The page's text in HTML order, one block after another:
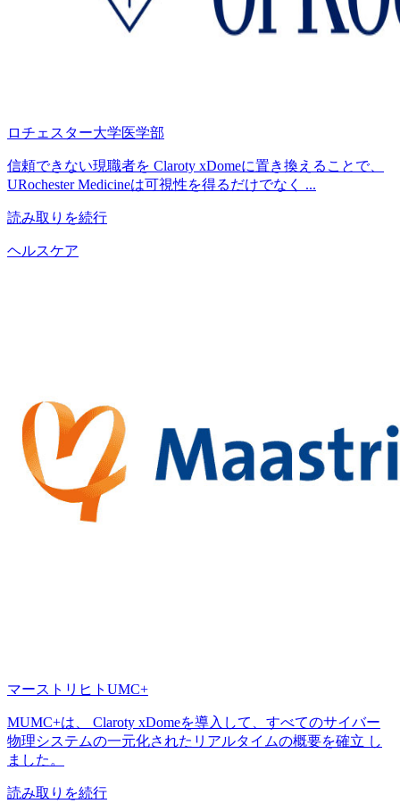
ロチェスター大学医学部
信頼できない現職者を Claroty xDomeに置き換えることで、
URochester Medicineは可視性を得るだけでなく ...
読み取りを続行
ヘルスケア
マーストリヒトUMC+
MUMC+は、 Claroty xDomeを導入して、すべてのサイバー
物理システムの一元化されたリアルタイムの概要を確立 し
ました。
読み取りを続行